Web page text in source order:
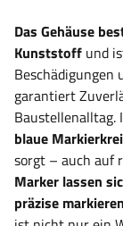
Das Gehäuse
Kunststoff und
Beschädigungen
garantiert
Baustellenalltag.
blaue
sorgt – auch auf
Marker lassen
präzise markieren